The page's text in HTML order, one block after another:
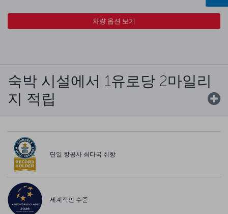
차량 옵션 보기
숙박 시설에서 1유로당 2마일리
지 적립
단일 항공사 최다국 취항
세계적인 수준